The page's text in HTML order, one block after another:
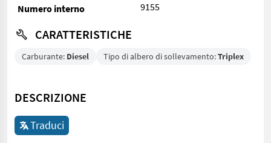
Numero interno
9155
CARATTERISTICHE
Carburante: Diesel Tipo di albero di sollevamento:Triplex
DESCRIZIONE
Traduci